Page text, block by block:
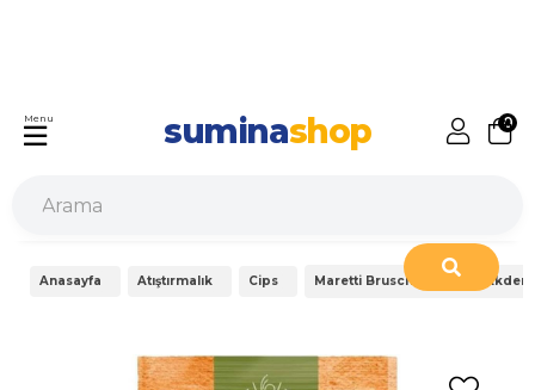
suminashop 0
Menu
Anasayfa Atıştırmalık Cips Maretti Bruschette Chips